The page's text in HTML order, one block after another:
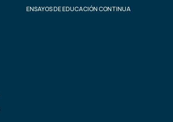
ENSAYOS DE EDUCACIÓN CONTINUA